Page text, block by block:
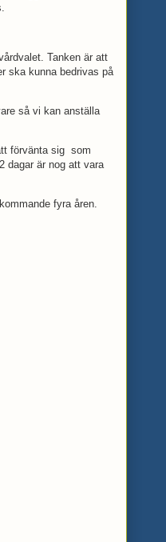
Tanken är att
ska kunna bedrivas på
så vi kan anställa
förvänta sig som
dagar är nog att vara
fyra åren.